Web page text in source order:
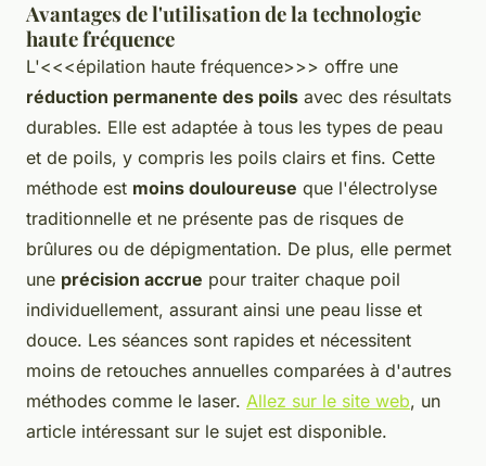
Avantages de l'utilisation de la technologie
haute fréquence
L'<<<épilation haute fréquence>>> offre une
réduction permanente des poils avec des résultats
durables. Elle est adaptée à tous les types de peau
et de poils, y compris les poils clairs et fins. Cette
méthode est moins douloureuse que l'électrolyse
traditionnelle et ne présente pas de risques de
brûlures ou de dépigmentation. De plus, elle permet
une précision accrue pour traiter chaque poil
individuellement, assurant ainsi une peau lisse et
douce. Les séances sont rapides et nécessitent
moins de retouches annuelles comparées à d'autres
méthodes comme le laser. Allez sur le site web, un
article intéressant sur le sujet est disponible.